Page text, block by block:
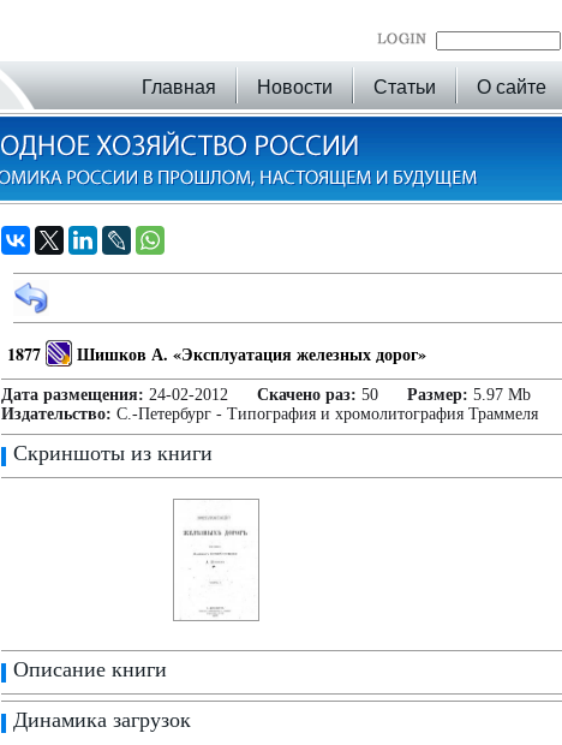
Главная Новости Статьи О сайте
1877 Шишков А. «Эксплуатация железных дорог»
Дата размещения: 24-02-2012 Скачено раз: 50 Размер: 5.97 Mb
Издательство: С.-Петербург - Типография и хромолитография Траммеля
Скриншоты из книги
Описание книги
Динамика загрузок